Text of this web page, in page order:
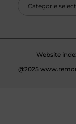
Website
@2025